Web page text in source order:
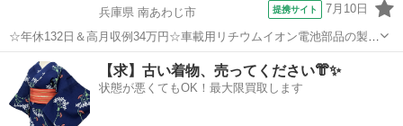
兵庫県 南あわじ市
提携サイト 7月10日
☆年休132日＆高月収例34万円☆車載用リチウムイオン電池部品の製造
／4勤2休でオフも充実♪／家具・家電付き社宅あり＆前払いで生活支援
物資が受け取れる◎／20〜40代男女活躍中！ 車載用リチウムイオン電
池部品の製造 車載用...
兵庫 南あわじ市 その他
【求】古い着物、売ってください👘✨
状態が悪くてもOK！最大限買取します